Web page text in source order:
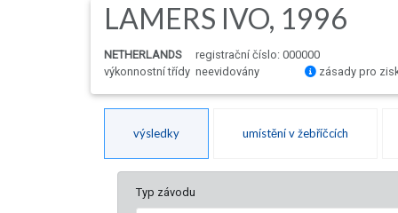
LAMERS IVO, 1996
NETHERLANDS
registrační číslo: 000000
výkonnostní třídy neevidovány
zásady pro
výsledky umístění v žebříčcích
Typ závodu